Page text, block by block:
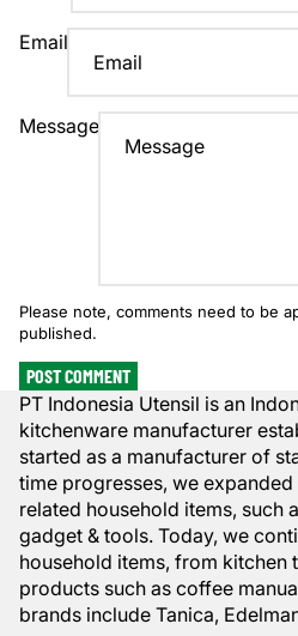
Email
Message
Please note, comments need to be
published.
POST COMMENT
PT Indonesia Utensil is an
kitchenware manufacturer
started as a manufacturer of
time progresses, we
related household items, such
gadget & tools. Today, we
household items, from kitchen
products such as coffee
brands include Tanica,